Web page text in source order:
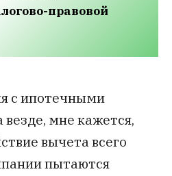
правовой
с ипотечными
мне кажется,
вычета всего
пытаются